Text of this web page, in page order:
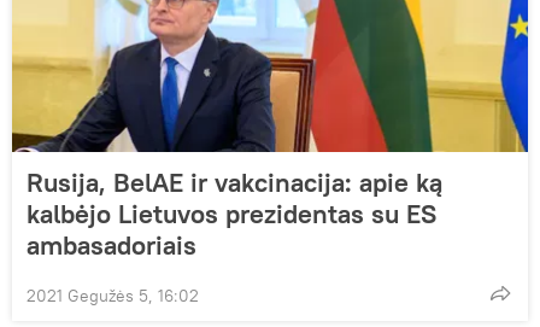
Rusija, BelAE ir vakcinacija: apie ką
kalbėjo Lietuvos prezidentas su ES
ambasadoriais
2021 Gegužės 5, 16:02